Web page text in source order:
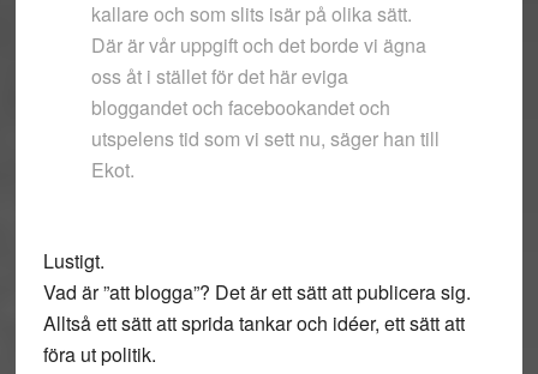
kallare och som slits isär på olika sätt.
Där är vår uppgift och det borde vi ägna
oss åt i stället för det här eviga
bloggandet och facebookandet och
utspelens tid som vi sett nu, säger han till
Ekot.
Lustigt.
Vad är ”att blogga”? Det är ett sätt att publicera sig.
Alltså ett sätt att sprida tankar och idéer, ett sätt att
föra ut politik.